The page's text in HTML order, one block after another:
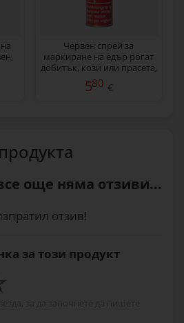
Червен спрей за
маркиране на едър рогат
добитък, кози или прасета,
TopMarker, 500 мл
580 €
още няма отзиви...
отзив!
за този продукт